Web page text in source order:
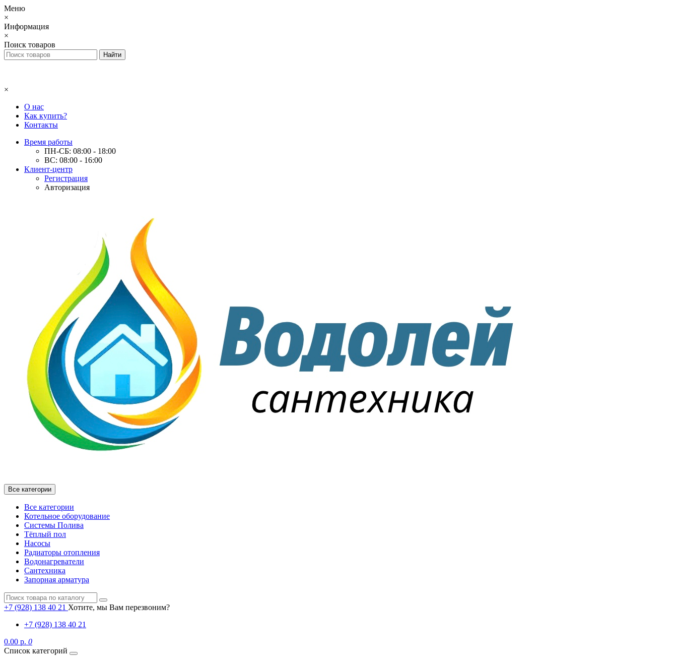
Меню
×
Информация
×
Поиск товаров
×
О нас
Как купить?
Контакты
Время работы
ПН-СБ: 08:00 - 18:00
ВС: 08:00 - 16:00
Клиент-центр
Регистрация
Авторизация
Все категории
Все категории
Котельное оборудование
Системы Полива
Тёплый пол
Насосы
Радиаторы отопления
Водонагреватели
Сантехника
Запорная арматура
+7 (928) 138 40 21 Хотите, мы Вам перезвоним?
+7 (928) 138 40 21
0.00 р. 0
Список категорий